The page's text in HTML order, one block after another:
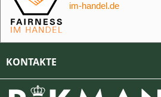
im-handel.de
KONTAKTE